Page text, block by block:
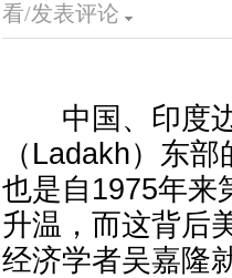
看/发表评论
中国、印度边
（Ladakh）东
也是自1975年来
升温，而这背后
经济学者吴嘉隆